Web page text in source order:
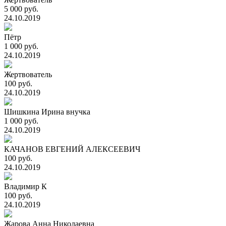
5 000 руб.
24.10.2019
Пётр
1 000 руб.
24.10.2019
Жертвователь
100 руб.
24.10.2019
Шишкина Ирина внучка
1 000 руб.
24.10.2019
КАЧАНОВ ЕВГЕНИЙ АЛЕКСЕЕВИЧ
100 руб.
24.10.2019
Владимир К
100 руб.
24.10.2019
Жарова Анна Николаевна